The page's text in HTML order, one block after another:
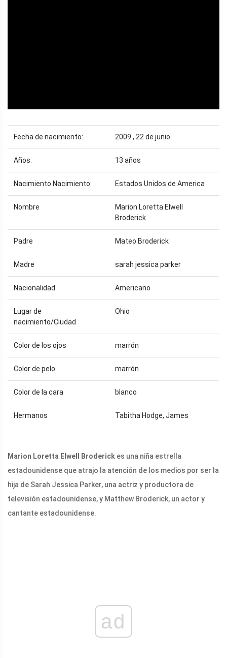
Fecha de nacimiento: 2009 , 22 de junio
Años: 13 años
Nacimiento Nacimiento: Estados Unidos de America
Nombre
Marion Loretta Elwell
Broderick
Padre Mateo Broderick
Madre sarah jessica parker
Nacionalidad Americano
Lugar de
nacimiento/Ciudad
Ohio
Color de los ojos marrón
Color de pelo marrón
Color de la cara blanco
Hermanos Tabitha Hodge, James
Marion Loretta Elwell Broderick es una niña estrella
estadounidense que atrajo la atención de los medios por ser la
hija de Sarah Jessica Parker, una actriz y productora de
televisión estadounidense, y Matthew Broderick, un actor y
cantante estadounidense.
ad